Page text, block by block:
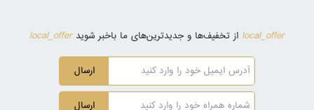
local_offer از تخفیف‌ها و جدیدترین‌های ما باخبر شویدlocal_offer
ارسال
ارسال